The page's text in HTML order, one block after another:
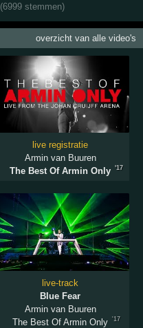
(6999 stemmen)
overzicht van alle video's
live registratie
Armin van Buuren
The Best Of Armin Only
'17
live-track
Blue Fear
Armin van Buuren
The Best Of Armin Only
'17